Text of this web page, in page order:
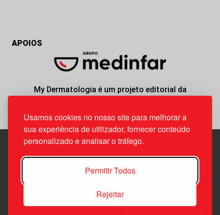
Usamos cookies no nosso site para melhorar a
sua experiência de utilizador, fornecer conteúdo
personalizado e analisar o tráfego.
Permitir Todos
Rejeitar
APOIOS
My Dermatologia é um projeto editorial da
responsabilidade da News Farma, possível com o
Edif. Lisboa Oriente | Av. Infante D. Henrique, n.º 333H, esc.
1800-282 Lisboa | Portugal